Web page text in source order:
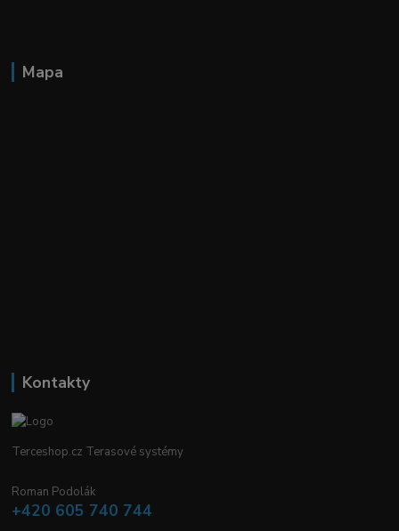
Mapa
Kontakty
Terceshop.cz Terasové systémy
Roman Podolák
+420 605 740 744